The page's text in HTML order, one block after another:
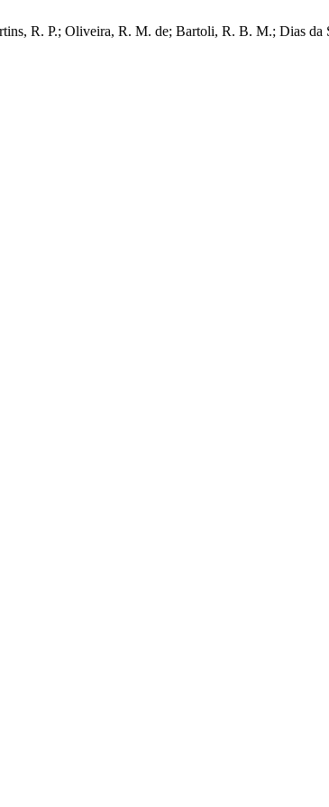
R. P.; Oliveira, R. M. de; Bartoli, R. B. M.; Dias